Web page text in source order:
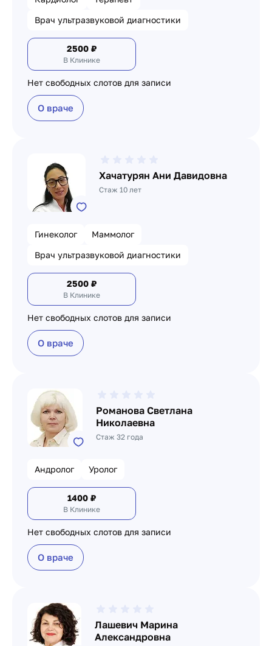
Врач ультразвуковой диагностики
2500 ₽
В Клинике
Нет свободных слотов для записи
О враче
Хачатурян Ани Давидовна
Стаж 10 лет
Гинеколог
Маммолог
Врач ультразвуковой диагностики
2500 ₽
В Клинике
Нет свободных слотов для записи
О враче
Романова Светлана
Николаевна
Стаж 32 года
Андролог Уролог
1400 ₽
В Клинике
Нет свободных слотов для записи
О враче
Лашевич Марина
Александровна